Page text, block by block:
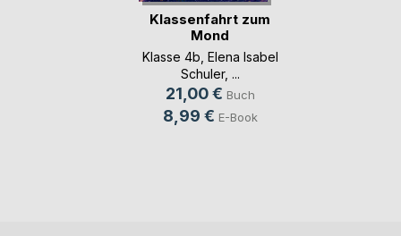
Klassenfahrt zum
Mond
Klasse 4b Elena Isabel
Schuler, ...
21,00 € Buch
8,99 € E-Book